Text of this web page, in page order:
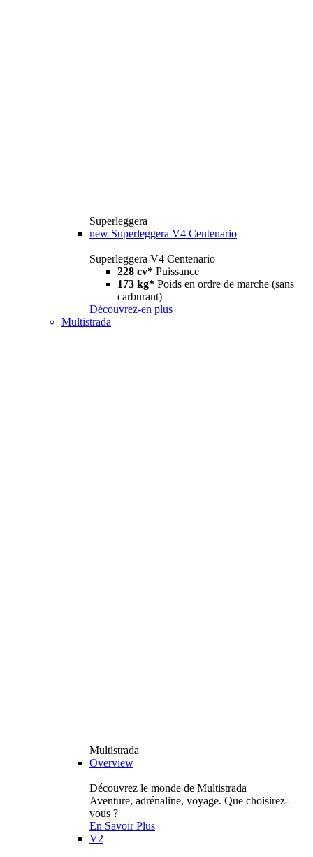
Superleggera
new Superleggera V4 Centenario
Superleggera V4 Centenario
228 cv* Puissance
173 kg* Poids en ordre de marche (sans
carburant)
Découvrez-en plus
Multistrada
Multistrada
Overview
Découvrez le monde de Multistrada
Aventure, adrénaline, voyage. Que choisirez-
vous ?
En Savoir Plus
V2